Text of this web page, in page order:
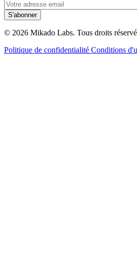
© 2026 Mikado Labs. Tous droits
Politique de confidentialité Conditions